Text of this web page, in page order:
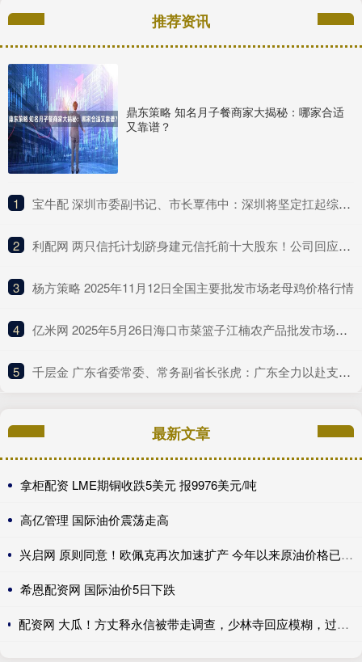
推荐资讯
鼎东策略 知名月子餐商家大揭秘：哪家合适
又靠谱？
1 ​宝牛配 深圳市委副书记、市长覃伟中：深圳将坚定扛起综合改革试点主体责任
2 ​利配网 两只信托计划跻身建元信托前十大股东！公司回应不分红与未来盈利点
3 ​杨方策略 2025年11月12日全国主要批发市场老母鸡价格行情
4 ​亿米网 2025年5月26日海口市菜篮子江楠农产品批发市场有限公司价格行情
5 ​千层金 广东省委常委、常务副省长张虎：广东全力以赴支持深圳的改革探索
最新文章
拿柜配资 LME期铜收跌5美元 报9976美元/吨
高亿管理 国际油价震荡走高
兴启网 原则同意！欧佩克再次加速扩产 今年以来原油价格已回落13.77%
希恩配资网 国际油价5日下跌
配资网 大瓜！方丈释永信被带走调查，少林寺回应模糊，过往争议再被扒_问题_消息_商业化